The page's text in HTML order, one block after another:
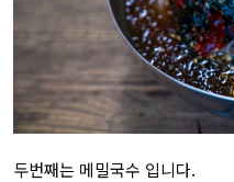
두번째는 메밀국수 입니다.